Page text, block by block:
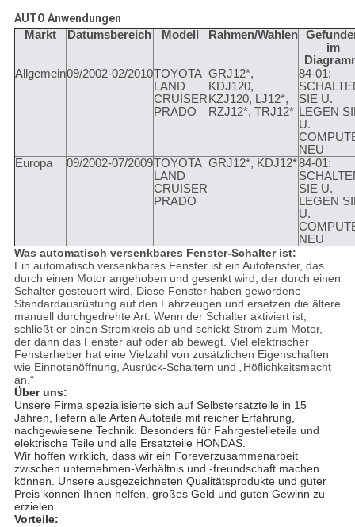
AUTO Anwendungen
Markt
Datumsbereich Modell Rahmen/Wahlen
im
Allgemein09/2002-02/2010TOYOTA
LAND
CRUISER
PRADO
GRJ12*,
KDJ120,
KZJ120, LJ12*,
RZJ12*, TRJ12*
84-01:
SIE U.
LEGEN
U.
NEU
Europa
09/2002-07/2009TOYOTA
LAND
CRUISER
PRADO
GRJ12*, KDJ12*84-01:
SIE U.
LEGEN
U.
NEU
Was automatisch versenkbares Fenster-Schalter ist:
Ein automatisch versenkbares Fenster ist ein Autofenster, das
durch einen Motor angehoben und gesenkt wird, der durch einen
Schalter gesteuert wird. Diese Fenster haben gewordene
Standardausrüstung auf den Fahrzeugen und ersetzen die ältere
manuell durchgedrehte Art. Wenn der Schalter aktiviert ist,
schließt er einen Stromkreis ab und schickt Strom zum Motor,
der dann das Fenster auf oder ab bewegt. Viel elektrischer
Fensterheber hat eine Vielzahl von zusätzlichen Eigenschaften
wie Einnotenöffnung, Ausrück-Schaltern und „Höflichkeitsmacht
an.“
Über uns:
Unsere Firma spezialisierte sich auf Selbstersatzteile in 15
Jahren, liefern alle Arten Autoteile mit reicher Erfahrung,
nachgewiesene Technik. Besonders für Fahrgestelleteile und
elektrische Teile und alle Ersatzteile HONDAS.
Wir hoffen wirklich, dass wir ein Foreverzusammenarbeit
zwischen unternehmen-Verhältnis und -freundschaft machen
können. Unsere ausgezeichneten Qualitätsprodukte und guter
Preis können Ihnen helfen, großes Geld und guten Gewinn zu
erzielen.
Vorteile: